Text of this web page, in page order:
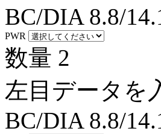
BC/DIA 8.8/
PWR
数量 2
左目データを
BC/DIA 8.8/